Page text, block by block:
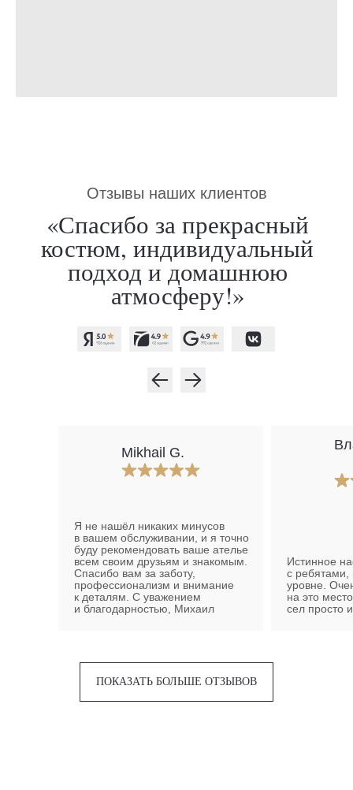
Mikhail G.
Я не нашёл никаких минусов
в вашем обслуживании, и я точно
буду рекомендовать ваше ателье
всем своим друзьям и знакомым.
Спасибо вам за заботу,
профессионализм и внимание
к деталям. С уважением
и благодарностью, Михаил
Истинное
с
уровне.
на это
сел просто
ПОКАЗАТЬ БОЛЬШЕ ОТЗЫВОВ